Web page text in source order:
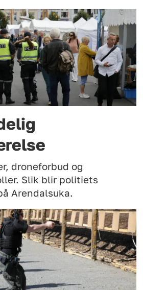
droneforbud og
Slik blir politiets
Arendalsuka.